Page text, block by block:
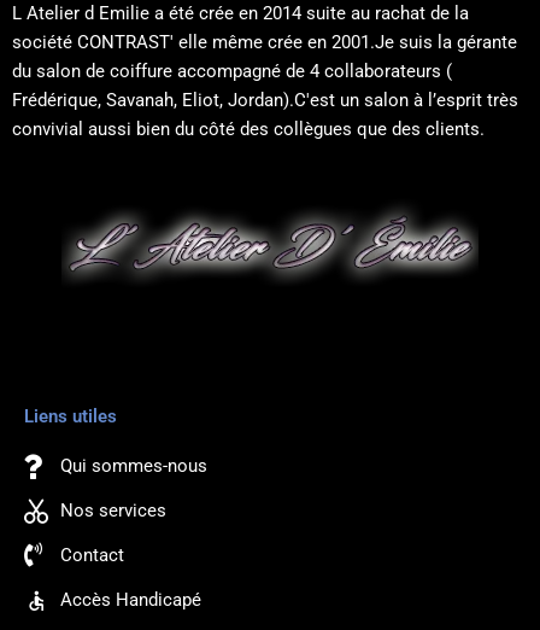
Massage & Bien-être
Rendez-vous par téléphone
au 06 68 30 56 65
L Atelier d Emilie a été crée en 2014 suite au rachat de la
société CONTRAST' elle même crée en 2001.Je suis la gérante
du salon de coiffure accompagné de 4 collaborateurs (
Frédérique, Savanah, Eliot, Jordan).C'est un salon à l’esprit très
convivial aussi bien du côté des collègues que des clients.
Liens utiles
Qui sommes-nous
Nos services
Contact
Accès Handicapé